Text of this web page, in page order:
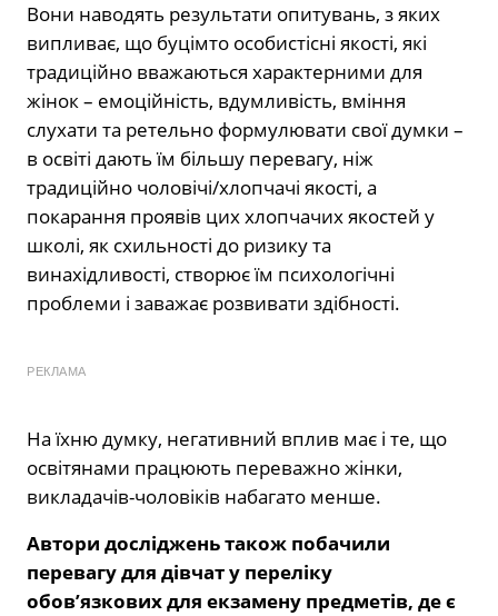
Вони наводять результати опитувань, з яких
випливає, що буцімто особистісні якості, які
традиційно вважаються характерними для
жінок – емоційність, вдумливість, вміння
слухати та ретельно формулювати свої думки –
в освіті дають їм більшу перевагу, ніж
традиційно чоловічі/хлопчачі якості, а
покарання проявів цих хлопчачих якостей у
школі, як схильності до ризику та
винахідливості, створює їм психологічні
проблеми і заважає розвивати здібності.
РЕКЛАМА
На їхню думку, негативний вплив має і те, що
освітянами працюють переважно жінки,
викладачів-чоловіків набагато менше.
Автори досліджень також побачили
перевагу для дівчат у переліку
обов’язкових для екзамену предметів, де є